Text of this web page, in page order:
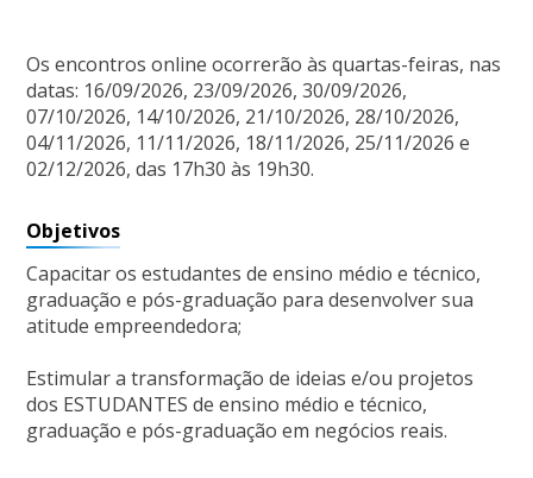
Os encontros online ocorrerão às quartas-feiras, nas
datas: 16/09/2026, 23/09/2026, 30/09/2026,
07/10/2026, 14/10/2026, 21/10/2026, 28/10/2026,
04/11/2026, 11/11/2026, 18/11/2026, 25/11/2026 e
02/12/2026, das 17h30 às 19h30.
Objetivos
Capacitar os estudantes de ensino médio e técnico,
graduação e pós-graduação para desenvolver sua
atitude empreendedora;
Estimular a transformação de ideias e/ou projetos
dos ESTUDANTES de ensino médio e técnico,
graduação e pós-graduação em negócios reais.